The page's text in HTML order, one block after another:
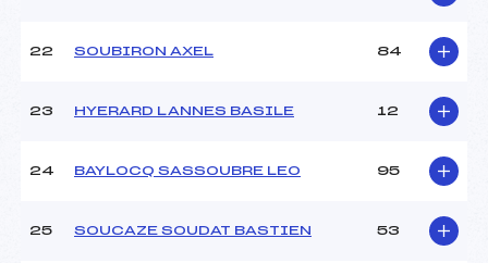
22 SOUBIRON AXEL 84
23 HYERARD LANNES BASILE 12
24 BAYLOCQ SASSOUBRE LEO 95
25 SOUCAZE SOUDAT BASTIEN 53